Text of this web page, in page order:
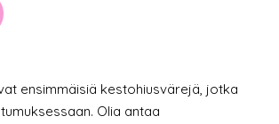
ensimmäisiä kestohiusvärejä, jotka
Olia antaa